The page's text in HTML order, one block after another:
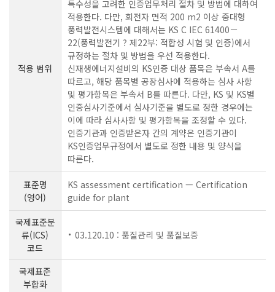
적용 범위
특수성을 고려한 인증업무처리 절차 및 방법에 대하여
적용한다. 다만, 회전자 면적 200 m2 이상 중대형
풍력발전시스템에 대해서는 KS C IEC 61400－
22(풍력발전기 ? 제22부: 적합성 시험 및 인증)에서
규정하는 절차 및 방법을 우선 적용한다.
신재생에너지설비의 KS인증 대상 품목은 부속서 A를
따르고, 해당 품목별 공장심사에 적용하는 심사 사항
및 평가항목은 부속서 B를 따른다. 다만, KS 및 KS별
인증심사기준에서 심사기준을 별도로 정한 경우에는
이에 따라 심사사항 및 평가항목을 조정할 수 있다.
인증기관과 인증받은자 간의 계약은 인증기관이
KS인증업무규정에서 별도로 정한 내용 및 양식을
따른다.
표준명
(영어)
KS assessment certification — Certification
guide for plant
국제표준분
류(ICS)
코드
03.120.10 : 품질관리 및 품질보증
국제표준
부합화